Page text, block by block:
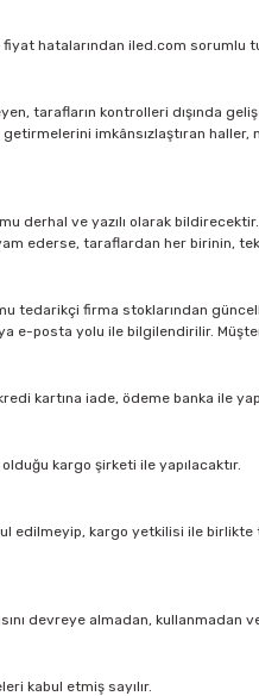
hatalarından iled.com sorumlu
tarafların kontrolleri dışında
imkânsızlaştıran
derhal ve yazılı olarak
ederse, taraflardan her birinin,
tedarikçi firma stoklarından
e-posta yolu ile bilgilendirilir.
kartına iade, ödeme banka ile
kargo şirketi ile yapılacaktır.
edilmeyip, kargo yetkilisi ile birlikte
devreye almadan,
kabul etmiş sayılır.